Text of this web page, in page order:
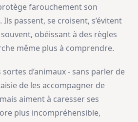
farouchement son
Ils passent, se croisent, s’évitent
obéissant à des règles
même plus à comprendre.
d’animaux - sans parler de
de les accompagner de
aiment à caresser ses
plus incompréhensible,